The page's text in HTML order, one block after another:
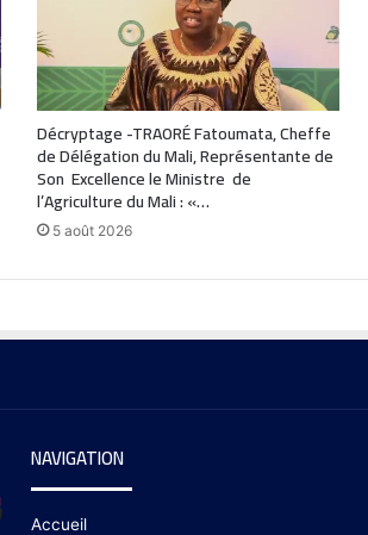
Décryptage -TRAORÉ Fatoumata, Cheffe
de Délégation du Mali, Représentante de
Son Excellence le Ministre de
l’Agriculture du Mali : «…
5 août 2026
NAVIGATION
Accueil